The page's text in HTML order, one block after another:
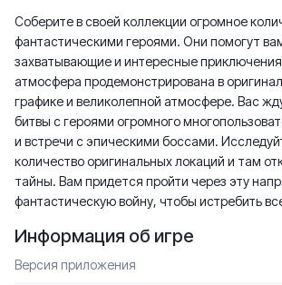
Соберите в своей коллекции огромное
фантастическими героями. Они помогут
захватывающие и интересные
атмосфера продемонстрирована в
графике и великолепной атмосфере. Вас
битвы с героями огромного
и встречи с эпическими боссами.
количество оригинальных локаций и там
тайны. Вам придется пройти через эту
фантастическую войну, чтобы истребить
Информация об игре
Версия приложения